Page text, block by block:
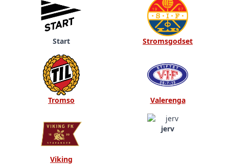
Start Stromsgodset
Tromso Valerenga
Viking
jerv